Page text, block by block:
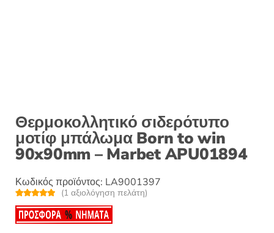
Θερμοκολλητικό σιδερότυπο
μοτίφ μπάλωμα Born to win
90x90mm – Marbet APU01894
Κωδικός προϊόντος: LA9001397
Βαθμολογή
θηκε με5.00
από 5 με
βάση
1
(1 αξιολόγηση πελάτη)